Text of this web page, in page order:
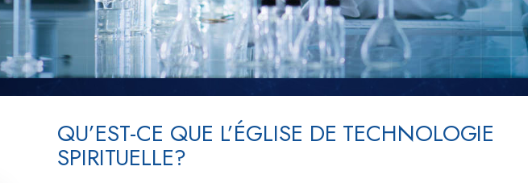
QU’EST-CE QUE L’ÉGLISE DE TECHNOLOGIE
SPIRITUELLE?